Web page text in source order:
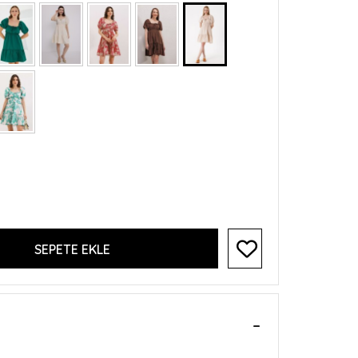
SEPETE EKLE